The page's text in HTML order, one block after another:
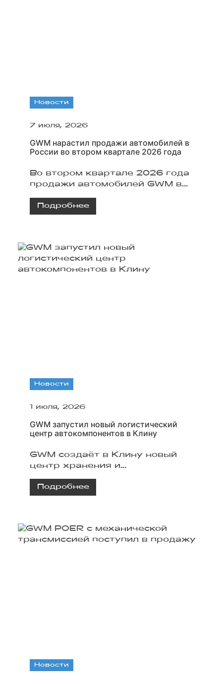
Новости
7 июля, 2026
GWM нарастил продажи автомобилей в
России во втором квартале 2026 года
Во втором квартале 2026 года
продажи автомобилей GWM в
единиц. Основную долю
Подробнее
Новости
1 июля, 2026
GWM запустил новый логистический
центр автокомпонентов в Клину
GWM создаёт в Клину новый
центр хранения и
автокомпонентов. Комплекс
Подробнее
Новости